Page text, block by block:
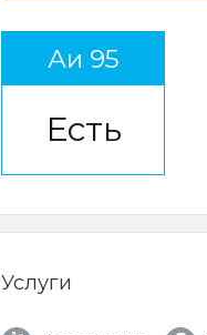
Аи 95
Есть
Услуги